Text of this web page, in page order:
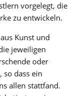
vorgelegt, die
zu entwickeln.
Kunst und
jeweiligen
oder
so dass ein
allen stattfand.